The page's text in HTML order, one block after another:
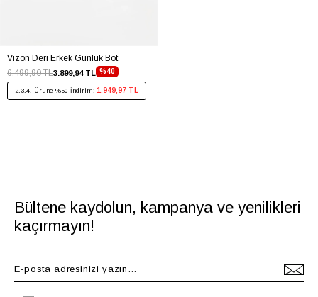
Vizon Deri Erkek Günlük Bot
%40
3.899,94 TL
6.499,90 TL
2.3.4. Ürüne %50 İndirim: 1.949,97 TL
Bültene kaydolun, kampanya ve yenilikleri
kaçırmayın!